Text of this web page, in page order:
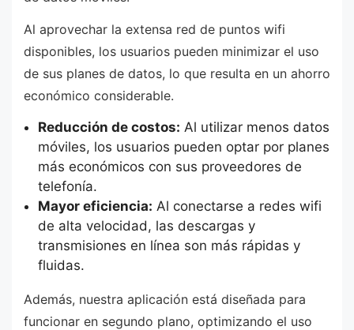
Al aprovechar la extensa red de puntos wifi
disponibles, los usuarios pueden minimizar el uso
de sus planes de datos, lo que resulta en un ahorro
económico considerable.
Reducción de costos: Al utilizar menos datos
móviles, los usuarios pueden optar por planes
más económicos con sus proveedores de
telefonía.
Mayor eficiencia: Al conectarse a redes wifi
de alta velocidad, las descargas y
transmisiones en línea son más rápidas y
fluidas.
Además, nuestra aplicación está diseñada para
funcionar en segundo plano, optimizando el uso